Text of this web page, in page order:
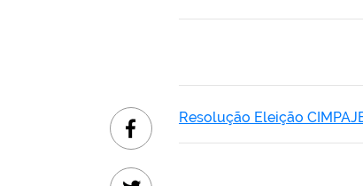
Resolução Eleição
Facebook